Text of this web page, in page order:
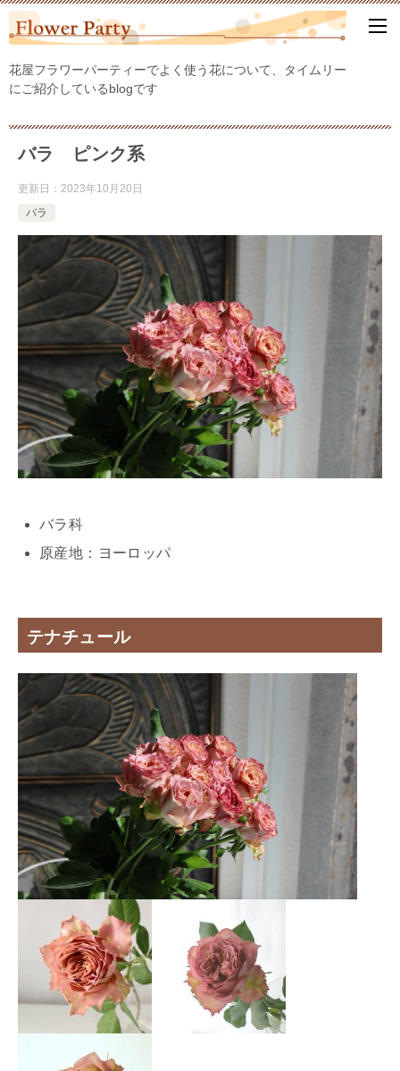
花屋フラワーパーティーでよく使う花について、タイムリー
にご紹介しているblogです
バラ ピンク系
更新日： 2023年10月20日
バラ
バラ科
原産地：ヨーロッパ
テナチュール